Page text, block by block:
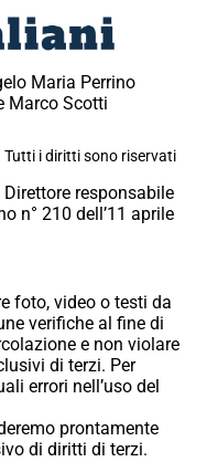
Maria Perrino
Marco Scotti
i diritti sono riservati
responsabile
n° 210 dell’11 aprile
foto, video o testi da
verifiche al fine di
e non violare
di terzi. Per
errori nell’uso del
prontamente
di diritti di terzi.